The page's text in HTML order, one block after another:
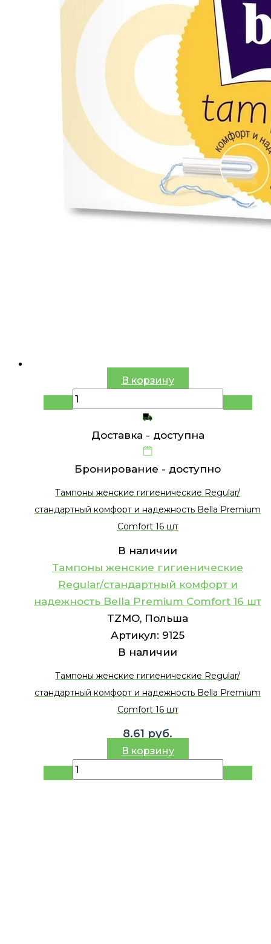
В корзину
Доставка - доступна
Бронирование - доступно
Тампоны женские гигиенические Regular/
стандартный комфорт и надежность Bella Premium
Comfort 16 шт
В наличии
Тампоны женские гигиенические
Regular/стандартный комфорт и
надежность Bella Premium Comfort 16 шт
TZMO, Польша
Артикул: 9125
В наличии
Тампоны женские гигиенические Regular/
стандартный комфорт и надежность Bella Premium
Comfort 16 шт
8.61 руб.
В корзину